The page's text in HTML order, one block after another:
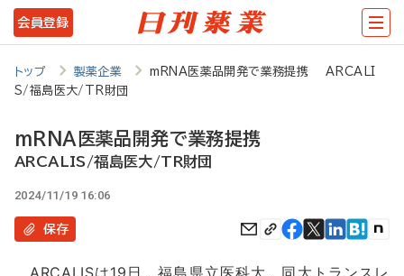
メ
イ
ツ
に
会員登録
トップ 製薬企業
mRNA医薬品開発で業務提携 ARCALI
S/福島医大/TR財団
mRNA医薬品開発で業務提携
ARCALIS/福島医大/TR財団
2024/11/19 16:06
保存
ARCALISは19日、福島県立医科大、同大トランスレ